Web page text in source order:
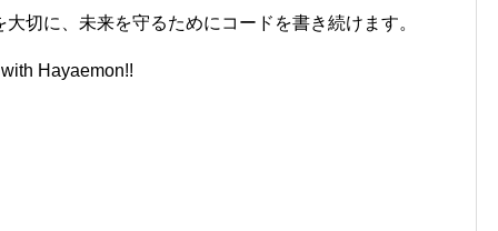
切に、未来を守るためにコードを書き続けます。
Hayaemon!!